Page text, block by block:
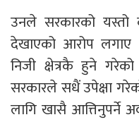
उनले सरकारको यस्तो
देखाएको आरोप लगाए
निजी क्षेत्रकै हुने
सरकारले सधैं उपेक्षा
लागि खासै आत्तिनुपर्ने